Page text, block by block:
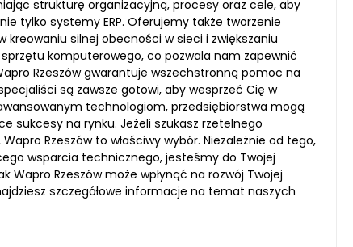
strukturę organizacyjną, procesy oraz cele, aby
tylko systemy ERP. Oferujemy także tworzenie
silnej obecności w sieci i zwiększaniu
komputerowego, co pozwala nam zapewnić
Rzeszów gwarantuje wszechstronną pomoc na
są zawsze gotowi, aby wesprzeć Cię w
technologiom, przedsiębiorstwa mogą
sukcesy na rynku. Jeżeli szukasz rzetelnego
Rzeszów to właściwy wybór. Niezależnie od tego,
wsparcia technicznego, jesteśmy do Twojej
Wapro Rzeszów może wpłynąć na rozwój Twojej
szczegółowe informacje na temat naszych